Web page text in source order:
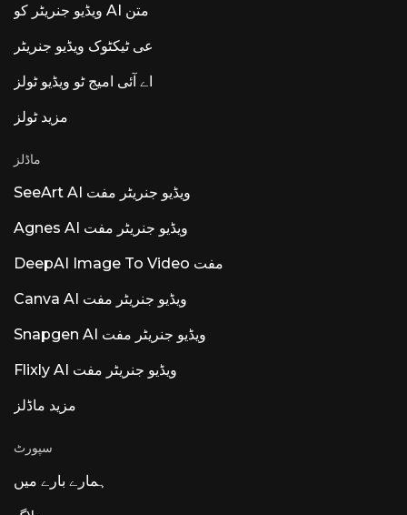
ویڈیو جنریٹر کو AI متن
عی ٹیکٹوک ویڈیو جنریٹر
اے آئی امیج ٹو ویڈیو ٹولز
مزید ٹولز
ماڈلز
SeeArt AI ویڈیو جنریٹر مفت
Agnes AI ویڈیو جنریٹر مفت
DeepAI Image To Video مفت
Canva AI ویڈیو جنریٹر مفت
Snapgen AI ویڈیو جنریٹر مفت
Flixly AI ویڈیو جنریٹر مفت
مزید ماڈلز
سپورٹ
ہمارے بارے میں